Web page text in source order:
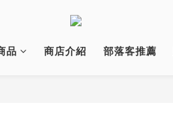
品 商店介紹 部落客推薦